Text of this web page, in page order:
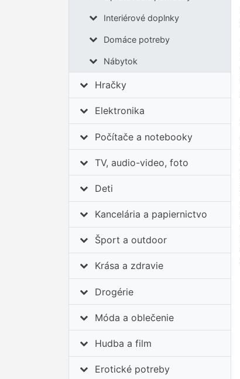
Interiérové doplnky
Domáce potreby
Nábytok
Hračky
Elektronika
Počítače a notebooky
TV, audio-video, foto
Deti
Kancelária a papiernictvo
Šport a outdoor
Krása a zdravie
Drogérie
Móda a oblečenie
Hudba a film
Erotické potreby